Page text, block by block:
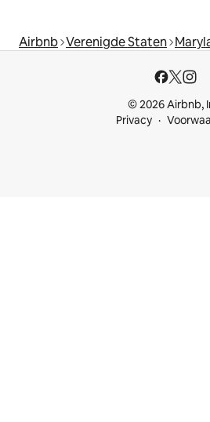
Airbnb Verenigde Staten
© 2026 Airbnb,
Privacy